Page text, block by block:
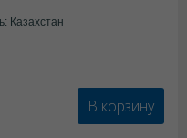
Казахстан
В корзину